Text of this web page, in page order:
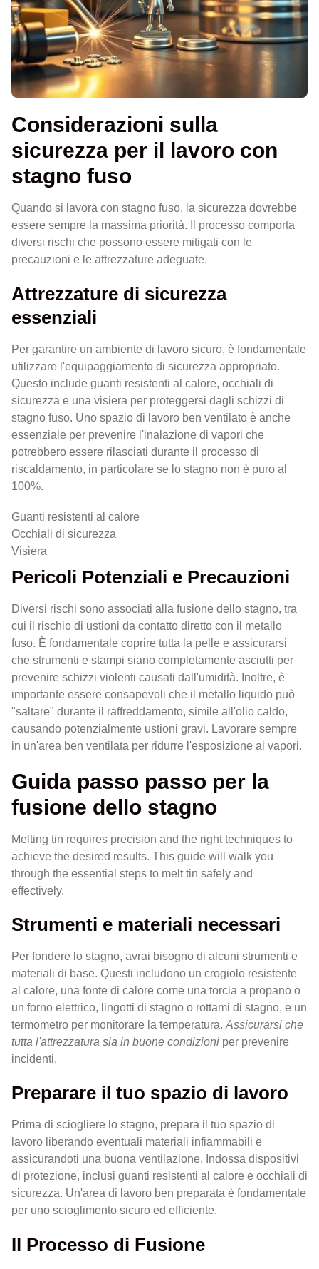
Considerazioni sulla
sicurezza per il lavoro con
stagno fuso
Quando si lavora con stagno fuso, la sicurezza dovrebbe
essere sempre la massima priorità. Il processo comporta
diversi rischi che possono essere mitigati con le
precauzioni e le attrezzature adeguate.
Attrezzature di sicurezza
essenziali
Per garantire un ambiente di lavoro sicuro, è fondamentale
utilizzare l'equipaggiamento di sicurezza appropriato.
Questo include guanti resistenti al calore, occhiali di
sicurezza e una visiera per proteggersi dagli schizzi di
stagno fuso. Uno spazio di lavoro ben ventilato è anche
essenziale per prevenire l'inalazione di vapori che
potrebbero essere rilasciati durante il processo di
riscaldamento, in particolare se lo stagno non è puro al
100%.
Guanti resistenti al calore
Occhiali di sicurezza
Visiera
Pericoli Potenziali e Precauzioni
Diversi rischi sono associati alla fusione dello stagno, tra
cui il rischio di ustioni da contatto diretto con il metallo
fuso. È fondamentale coprire tutta la pelle e assicurarsi
che strumenti e stampi siano completamente asciutti per
prevenire schizzi violenti causati dall'umidità. Inoltre, è
importante essere consapevoli che il metallo liquido può
"saltare" durante il raffreddamento, simile all'olio caldo,
causando potenzialmente ustioni gravi. Lavorare sempre
in un'area ben ventilata per ridurre l'esposizione ai vapori.
Guida passo passo per la
fusione dello stagno
Melting tin requires precision and the right techniques to
achieve the desired results. This guide will walk you
through the essential steps to melt tin safely and
effectively.
Strumenti e materiali necessari
Per fondere lo stagno, avrai bisogno di alcuni strumenti e
materiali di base. Questi includono un crogiolo resistente
al calore, una fonte di calore come una torcia a propano o
un forno elettrico, lingotti di stagno o rottami di stagno, e un
termometro per monitorare la temperatura. Assicurarsi che
tutta l'attrezzatura sia in buone condizioni per prevenire
incidenti.
Preparare il tuo spazio di lavoro
Prima di sciogliere lo stagno, prepara il tuo spazio di
lavoro liberando eventuali materiali infiammabili e
assicurandoti una buona ventilazione. Indossa dispositivi
di protezione, inclusi guanti resistenti al calore e occhiali di
sicurezza. Un'area di lavoro ben preparata è fondamentale
per uno scioglimento sicuro ed efficiente.
Il Processo di Fusione